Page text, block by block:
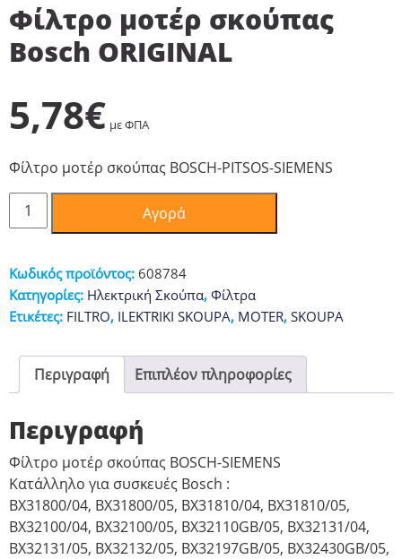
Φίλτρο μοτέρ σκούπας
Bosch ORIGINAL
5,78€ με ΦΠΑ
Φίλτρο μοτέρ σκούπας BOSCH-PITSOS-SIEMENS
Φίλτρο
μοτέρ
Bosch
ORIGINAL
ποσότητα
Αγορά
Κωδικός προϊόντος: 608784
Κατηγορίες: Ηλεκτρική Σκούπα, Φίλτρα
Ετικέτες: FILTRO, ILEKTRIKI SKOUPA, MOTER, SKOUPA
Περιγραφή Επιπλέον πληροφορίες
Περιγραφή
Φίλτρο μοτέρ σκούπας BOSCH-SIEMENS
Κατάλληλο για συσκευές Bosch :
BX31800/04, BX31800/05, BX31810/04, BX31810/05,
BX32100/04, BX32100/05, BX32110GB/05, BX32131/04,
BX32131/05, BX32132/05, BX32197GB/05, BX32430GB/05,